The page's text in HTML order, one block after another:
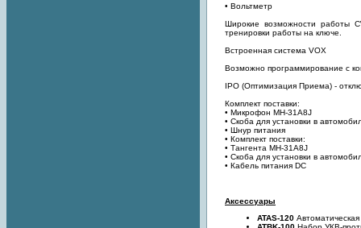
• Вольтметр
Широкие возможности работы
тренировки работы на ключе.
Встроенная система VOX
Возможно программирование с
IPO (Оптимизация Приема) -
Комплект поставки:
• Микрофон MH-31A8J
• Скоба для установки в
• Шнур питания
• Комплект поставки:
• Тангента MH-31A8J
• Скоба для установки в
• Кабель питания DC
Аксессуары
ATAS-120